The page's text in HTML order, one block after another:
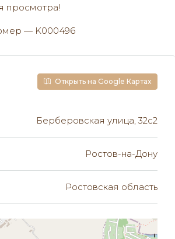
просмотра!
— K000496
Открыть на Google Картах
Берберовская улица, 32с2
Ростов-на-Дону
Ростовская область